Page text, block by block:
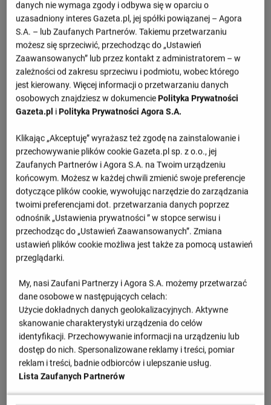
Scandicci
Przegląd
1.set -22 : 25
2.set -22 : 25
3.set -21 : 25
Informacje o meczu
Liga Mistrzyń, faza finałowa
Środa 05.03.2025, godzina 17:00
Wiadomości
gwiazda wypadła z ME
Wielka impreza siatkarska wraca do Polski!
Czekaliśmy na to osiem lat
Głośny apel Fornala do ministerstwa.
danych nie wymaga zgody i odbywa się w oparciu o
uzasadniony interes Gazeta.pl, jej spółki powiązanej – Agora
S.A. – lub Zaufanych Partnerów. Takiemu przetwarzaniu
możesz się sprzeciwić, przechodząc do „Ustawień
Zaawansowanych” lub przez kontakt z administratorem – w
zależności od zakresu sprzeciwu i podmiotu, wobec którego
jest kierowany. Więcej informacji o przetwarzaniu danych
osobowych znajdziesz w dokumenciePolityka Prywatności
Gazeta.pl iPolityka Prywatności Agora S.A.
Klikając „Akceptuję” wyrażasz też zgodę na zainstalowanie i
przechowywanie plików cookie Gazeta.pl sp. z o.o., jej
Zaufanych Partnerów i Agora S.A. na Twoim urządzeniu
końcowym. Możesz w każdej chwili zmienić swoje preferencje
dotyczące plików cookie, wywołując narzędzie do zarządzania
twoimi preferencjami dot. przetwarzania danych poprzez
odnośnik „Ustawienia prywatności ” w stopce serwisu i
przechodząc do „Ustawień Zaawansowanych”. Zmiana
ustawień plików cookie możliwa jest także za pomocą ustawień
przeglądarki.
My, nasi Zaufani Partnerzy i Agora S.A. możemy przetwarzać
dane osobowe w następujących celach:
Użycie dokładnych danych geolokalizacyjnych. Aktywne
skanowanie charakterystyki urządzenia do celów
identyfikacji. Przechowywanie informacji na urządzeniu lub
dostęp do nich. Spersonalizowane reklamy i treści, pomiar
reklam i treści, badnie odbiorców i ulepszanie usług.
Lista Zaufanych Partnerów